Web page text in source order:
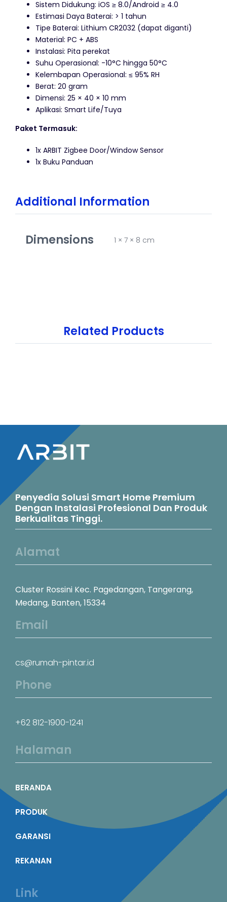
Sistem Didukung: iOS ≥ 8.0/Android ≥ 4.0
Estimasi Daya Baterai: > 1 tahun
Tipe Baterai: Lithium CR2032 (dapat diganti)
Material: PC + ABS
Instalasi: Pita perekat
Suhu Operasional: -10°C hingga 50°C
Kelembapan Operasional: ≤ 95% RH
Berat: 20 gram
Dimensi: 25 × 40 × 10 mm
Aplikasi: Smart Life/Tuya
Paket Termasuk:
1x ARBIT Zigbee Door/Window Sensor
1x Buku Panduan
Additional Information
Dimensions 1 × 7 × 8 cm
Related Products
Penyedia Solusi Smart Home Premium
Dengan Instalasi Profesional Dan Produk
Berkualitas Tinggi.
Alamat
Cluster Rossini Kec. Pagedangan, Tangerang,
Medang, Banten, 15334
Email
cs@rumah-pintar.id
Phone
+62 812-1900-1241
Halaman
BERANDA
PRODUK
GARANSI
REKANAN
Link